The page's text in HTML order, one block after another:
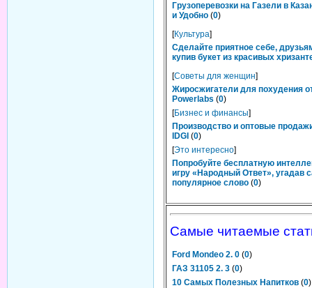
Грузоперевозки на Газели в
и Удобно (0)
[Культура]
Сделайте приятное себе,
купив букет из красивых
[Советы для женщин]
Жиросжигатели для похудения
Powerlabs (0)
[Бизнес и финансы]
Производство и оптовые
IDGI (0)
[Это интересно]
Попробуйте бесплатную
игру «Народный Ответ», угадав
популярное слово (0)
Самые читаемые
Ford Mondeo 2. 0 (0)
ГАЗ 31105 2. 3 (0)
10 Самых Полезных Напитков (0)